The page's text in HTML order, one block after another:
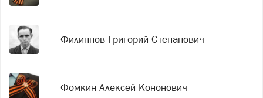
Филиппов Григорий Степанович
Фомкин Алексей Кононович